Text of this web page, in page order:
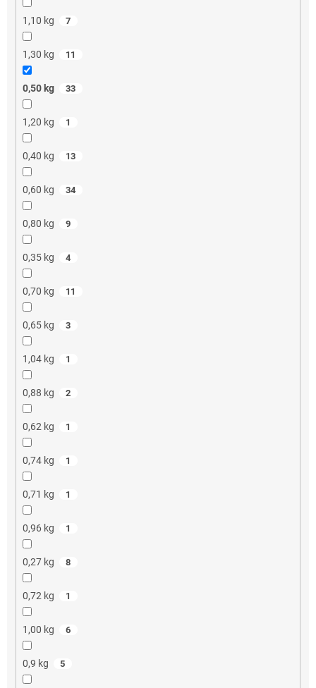
1,10 kg 7
1,30 kg 11
0,50 kg 33
1,20 kg 1
0,40 kg 13
0,60 kg 34
0,80 kg 9
0,35 kg 4
0,70 kg 11
0,65 kg 3
1,04 kg 1
0,88 kg 2
0,62 kg 1
0,74 kg 1
0,71 kg 1
0,96 kg 1
0,27 kg 8
0,72 kg 1
1,00 kg 6
0,9 kg 5